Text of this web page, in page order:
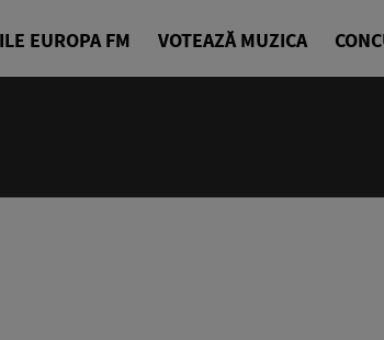
EUROPA FM VOTEAZĂ MUZICA